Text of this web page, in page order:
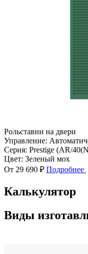
Рольставни на двери
Управление:
Серия: Prestige (AR/
Цвет: Зеленый мох
От 29 690 ₽ Подробнее
Калькулятор
Виды